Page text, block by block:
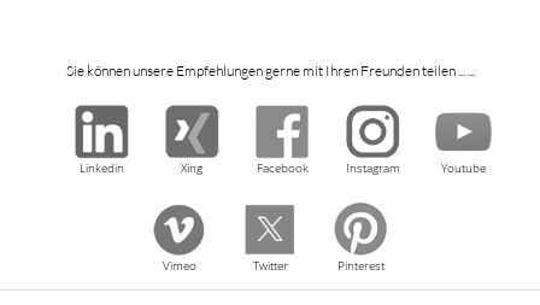
Sie können unsere Empfehlungen gerne mit Ihren Freunden teilen ... ...
Linkedin Xing Facebook Instagram Youtube
Vimeo Twitter Pinterest